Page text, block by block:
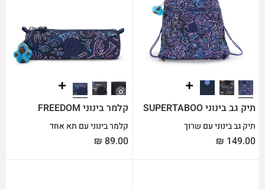
תיק גב בינוני SUPERTABOO
תיק גב בינוני עם שרוך
₪ 149.00
קלמר בינוני FREEDOM
קלמר בינוני עם תא אחד
₪ 89.00